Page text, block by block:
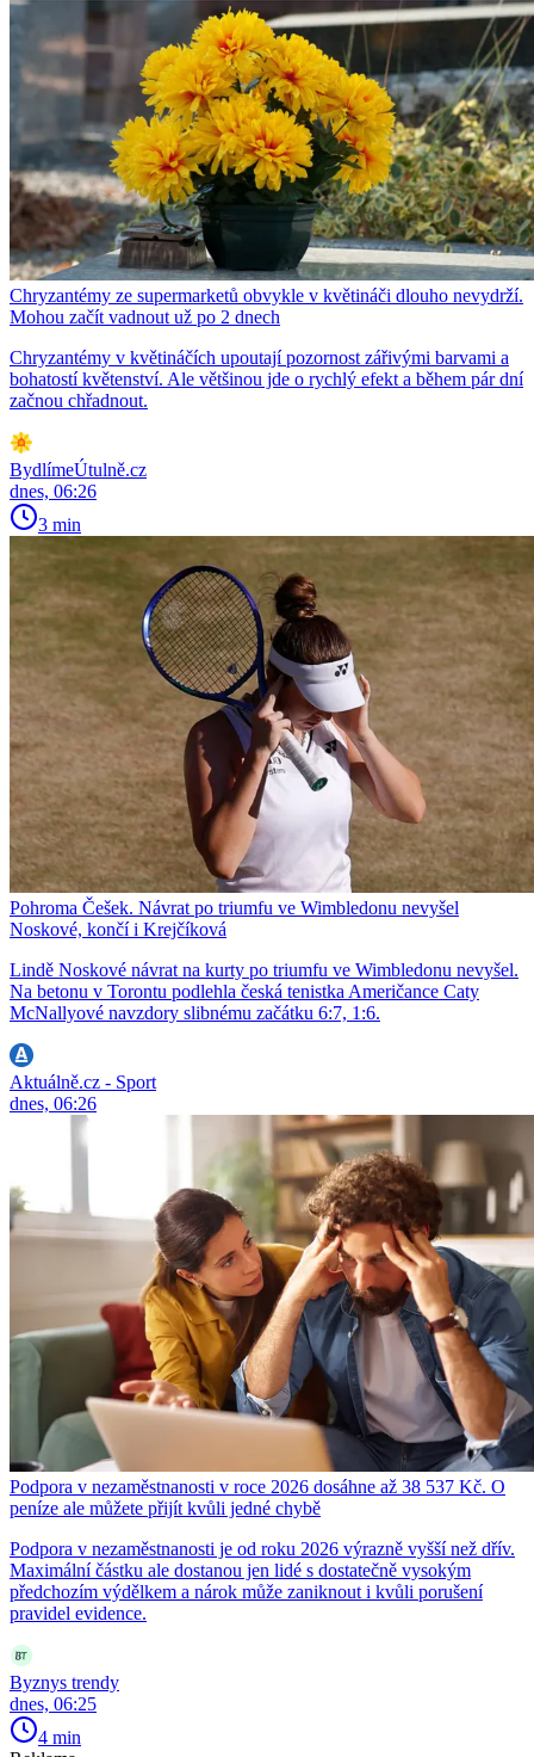
Chryzantémy ze supermarketů obvykle v květináči dlouho nevydrží.
Mohou začít vadnout už po 2 dnech
Chryzantémy v květináčích upoutají pozornost zářivými barvami a
bohatostí květenství. Ale většinou jde o rychlý efekt a během pár dní
začnou chřadnout.
BydlímeÚtulně.cz
dnes, 06:26
3 min
Pohroma Češek. Návrat po triumfu ve Wimbledonu nevyšel
Noskové, končí i Krejčíková
Lindě Noskové návrat na kurty po triumfu ve Wimbledonu nevyšel.
Na betonu v Torontu podlehla česká tenistka Američance Caty
McNallyové navzdory slibnému začátku 6:7, 1:6.
Aktuálně.cz - Sport
dnes, 06:26
Podpora v nezaměstnanosti v roce 2026 dosáhne až 38 537 Kč. O
peníze ale můžete přijít kvůli jedné chybě
Podpora v nezaměstnanosti je od roku 2026 výrazně vyšší než dřív.
Maximální částku ale dostanou jen lidé s dostatečně vysokým
předchozím výdělkem a nárok může zaniknout i kvůli porušení
pravidel evidence.
Byznys trendy
dnes, 06:25
4 min